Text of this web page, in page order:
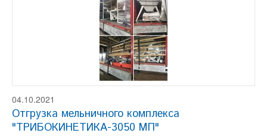
04.10.2021
Отгрузка мельничного комплекса
"ТРИБОКИНЕТИКА-3050 МП"